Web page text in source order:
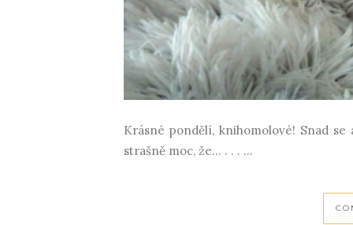
Krásné pondělí, knihomolové! Snad
strašně moc, že... . . . ...